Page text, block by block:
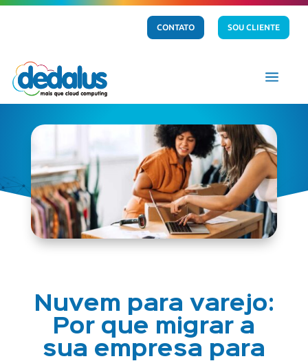
CONTATO SOU CLIENTE
a
Nuvem para varejo:
Por que migrar a
sua empresa para